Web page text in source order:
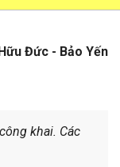
Đức - Bảo Yến
khai. Các